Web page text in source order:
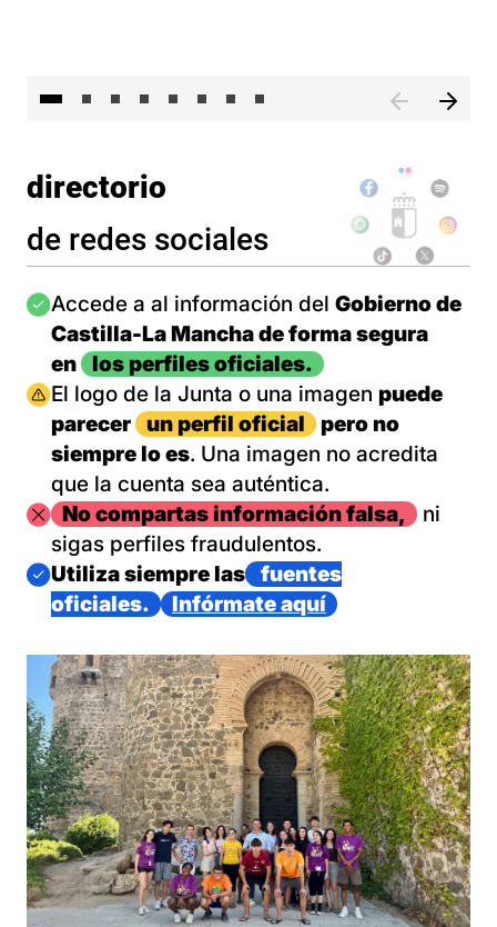
directorio
de redes sociales
Imagen
Accede a al información del Gobierno de
Castilla-La Mancha de forma segura
en
los perfiles oficiales.
Imagen
El logo de la Junta o una imagen puede
parecer
un perfil oficial
pero no
siempre lo es. Una imagen no acredita
que la cuenta sea auténtica.
ImagenNo compartas información falsa,
ni
sigas perfiles fraudulentos.
Imagen
Utiliza siempre las
fuentes
oficiales.
Infórmate aquí